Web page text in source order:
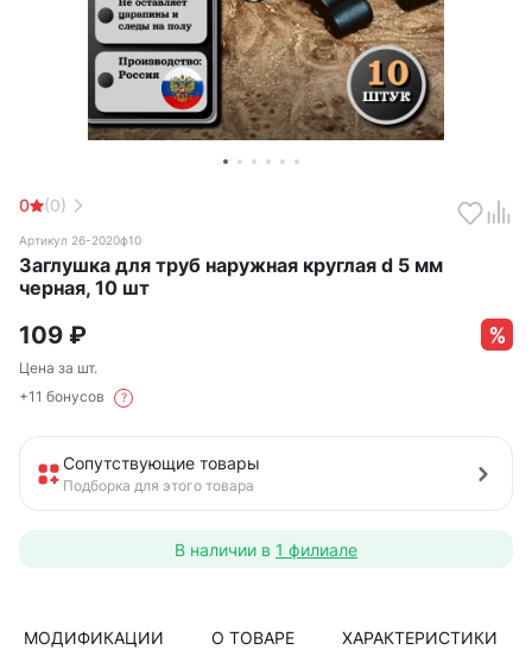
0 (0)
Артикул 26-2020ф10
Заглушка для труб наружная круглая d 5 мм
черная, 10 шт
109 ₽
Цена за шт.
+11 бонусов
?
Сопутствующие товары
Подборка для этого товара
В наличии в 1 филиале
МОДИФИКАЦИИ О ТОВАРЕ ХАРАКТЕРИСТИКИ